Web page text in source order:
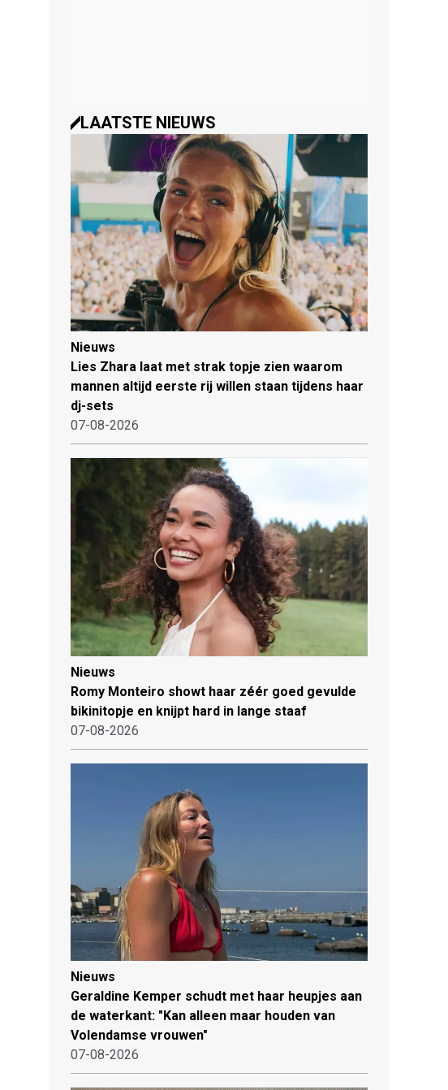
LAATSTE NIEUWS
Nieuws
Lies Zhara laat met strak topje zien waarom
mannen altijd eerste rij willen staan tijdens haar
dj-sets
07-08-2026
Nieuws
Romy Monteiro showt haar zéér goed gevulde
bikinitopje en knijpt hard in lange staaf
07-08-2026
Nieuws
Geraldine Kemper schudt met haar heupjes aan
de waterkant: "Kan alleen maar houden van
Volendamse vrouwen"
07-08-2026